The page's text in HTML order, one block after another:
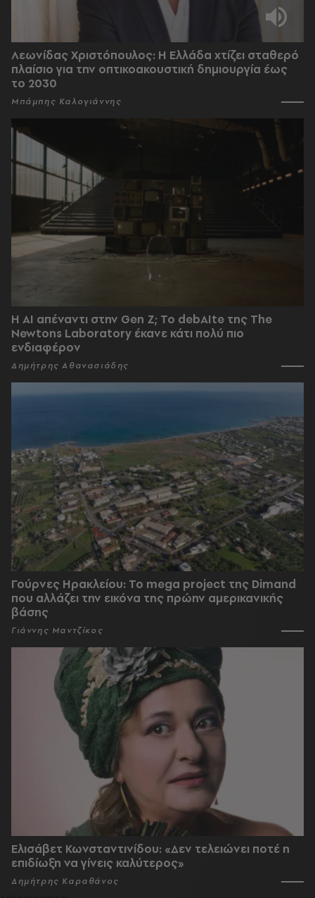
Λεωνίδας Χριστόπουλος: Η Ελλάδα χτίζει σταθερό
πλαίσιο για την οπτικοακουστική δημιουργία έως
το 2030
Μπάμπης Καλογιάννης
Η AI απέναντι στην Gen Z; Το debAIte της The
Newtons Laboratory έκανε κάτι πολύ πιο
ενδιαφέρον
Δημήτρης Αθανασιάδης
Γούρνες Ηρακλείου: To mega project της Dimand
που αλλάζει την εικόνα της πρώην αμερικανικής
βάσης
Γιάννης Μαντζίκος
Ελισάβετ Κωνσταντινίδου: «Δεν τελειώνει ποτέ η
επιδίωξη να γίνεις καλύτερος»
Δημήτρης Καραθάνος